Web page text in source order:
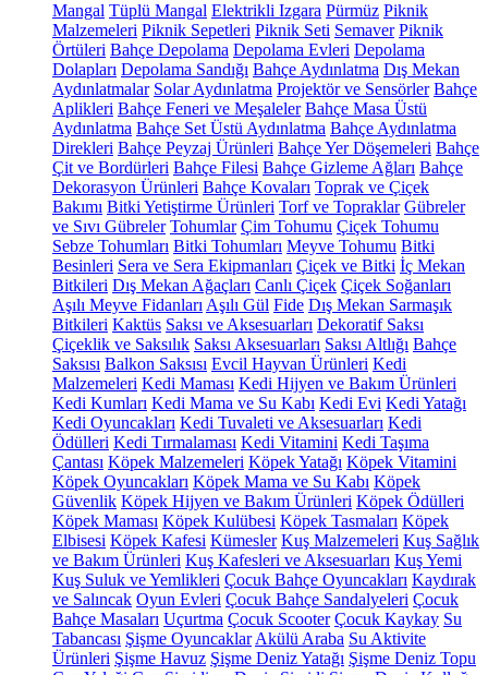
Mangal Tüplü Mangal Elektrikli Izgara Pürmüz Piknik
Malzemeleri Piknik Sepetleri Piknik Seti Semaver Piknik
Örtüleri Bahçe Depolama Depolama Evleri Depolama
Dolapları Depolama Sandığı Bahçe Aydınlatma Dış Mekan
Aydınlatmalar Solar Aydınlatma Projektör ve Sensörler Bahçe
Aplikleri Bahçe Feneri ve Meşaleler Bahçe Masa Üstü
Aydınlatma Bahçe Set Üstü Aydınlatma Bahçe Aydınlatma
Direkleri Bahçe Peyzaj Ürünleri Bahçe Yer Döşemeleri Bahçe
Çit ve Bordürleri Bahçe Filesi Bahçe Gizleme Ağları Bahçe
Dekorasyon Ürünleri Bahçe Kovaları Toprak ve Çiçek
Bakımı Bitki Yetiştirme Ürünleri Torf ve Topraklar Gübreler
ve Sıvı Gübreler Tohumlar Çim Tohumu Çiçek Tohumu
Sebze Tohumları Bitki Tohumları Meyve Tohumu Bitki
Besinleri Sera ve Sera Ekipmanları Çiçek ve Bitki İç Mekan
Bitkileri Dış Mekan Ağaçları Canlı Çiçek Çiçek Soğanları
Aşılı Meyve Fidanları Aşılı Gül Fide Dış Mekan Sarmaşık
Bitkileri Kaktüs Saksı ve Aksesuarları Dekoratif Saksı
Çiçeklik ve Saksılık Saksı Aksesuarları Saksı Altlığı Bahçe
Saksısı Balkon Saksısı Evcil Hayvan Ürünleri Kedi
Malzemeleri Kedi Maması Kedi Hijyen ve Bakım Ürünleri
Kedi Kumları Kedi Mama ve Su Kabı Kedi Evi Kedi Yatağı
Kedi Oyuncakları Kedi Tuvaleti ve Aksesuarları Kedi
Ödülleri Kedi Tırmalaması Kedi Vitamini Kedi Taşıma
Çantası Köpek Malzemeleri Köpek Yatağı Köpek Vitamini
Köpek Oyuncakları Köpek Mama ve Su Kabı Köpek
Güvenlik Köpek Hijyen ve Bakım Ürünleri Köpek Ödülleri
Köpek Maması Köpek Kulübesi Köpek Tasmaları Köpek
Elbisesi Köpek Kafesi Kümesler Kuş Malzemeleri Kuş Sağlık
ve Bakım Ürünleri Kuş Kafesleri ve Aksesuarları Kuş Yemi
Kuş Suluk ve Yemlikleri Çocuk Bahçe Oyuncakları Kaydırak
ve Salıncak Oyun Evleri Çocuk Bahçe Sandalyeleri Çocuk
Bahçe Masaları Uçurtma Çocuk Scooter Çocuk Kaykay Su
Tabancası Şişme Oyuncaklar Akülü Araba Su Aktivite
Ürünleri Şişme Havuz Şişme Deniz Yatağı Şişme Deniz Topu